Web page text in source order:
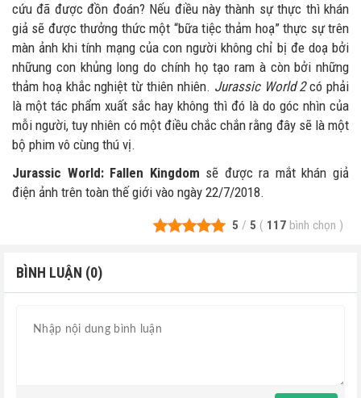
cứu đã được đồn đoán? Nếu điều này thành sự thực thì khán
giả sẽ được thưởng thức một “bữa tiệc thảm hoạ” thực sự trên
màn ảnh khi tính mạng của con người không chỉ bị đe doạ bởi
nhữung con khủng long do chính họ tạo ram à còn bởi những
thảm hoạ khắc nghiệt từ thiên nhiên. Jurassic World 2có phải
là một tác phẩm xuất sắc hay không thì đó là do góc nhìn của
mỗi người, tuy nhiên có một điều chắc chắn rằng đây sẽ là một
bộ phim vô cùng thú vị.
Jurassic World: Fallen Kingdom sẽ được ra mắt khán giả
điện ảnh trên toàn thế giới vào ngày 22/7/2018.
5 / 5 ( 117 bình chọn )
BÌNH LUẬN (0)